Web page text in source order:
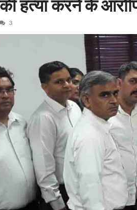
हत्या करने के
3